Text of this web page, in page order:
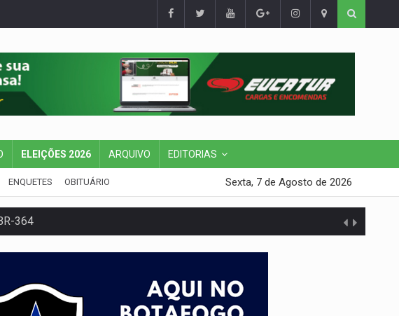
ELEIÇÕES 2026 ARQUIVO EDITORIAS
ENQUETES OBITUÁRIO Sexta, 7 de Agosto de 2026
364
cargas por empresa